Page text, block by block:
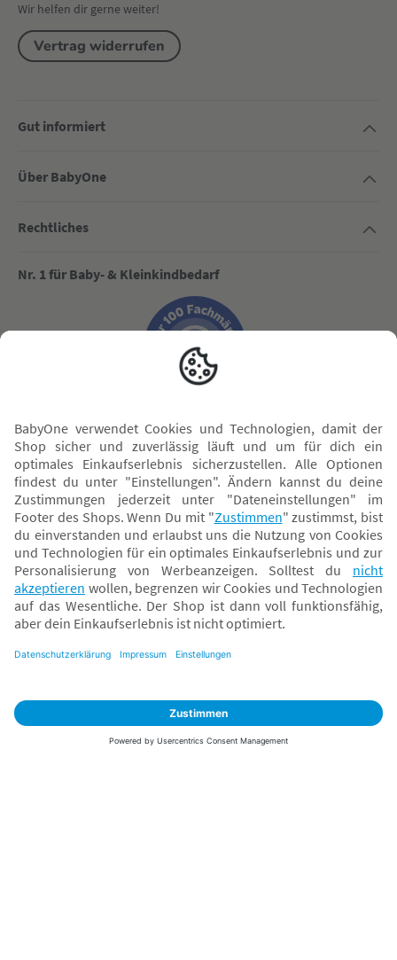
Wir helfen dir gerne weiter!
Vertrag widerrufen
Gut informiert
Über BabyOne
Rechtliches
Nr. 1 für Baby- & Kleinkindbedarf
Sicher zahlen